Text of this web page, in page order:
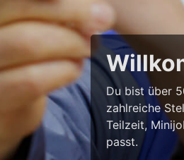
Du bist über
zahlreiche
Teilzeit,
passt.